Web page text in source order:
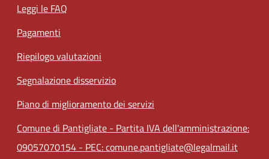
Leggi le FAQ
Pagamenti
Riepilogo valutazioni
Segnalazione disservizio
Piano di miglioramento dei servizi
Comune di Pantigliate - Partita IVA dell'amministrazione:
09057070154 - PEC: comune.pantigliate@legalmail.it